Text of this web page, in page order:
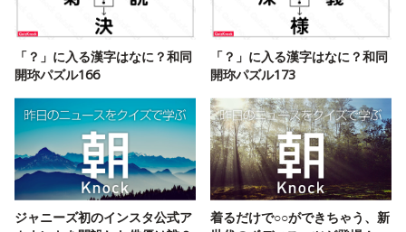
「？」に入る漢字はなに？和同
開珎パズル166
「？」に入る漢字はなに？和同
開珎パズル173
ジャニーズ初のインスタ公式ア
着るだけで○○ができちゃう、新